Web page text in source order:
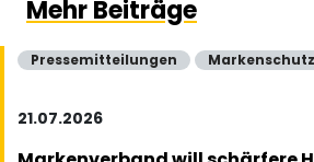
Mehr Beiträge
Pressemitteilungen Markenschutz
21.07.2026